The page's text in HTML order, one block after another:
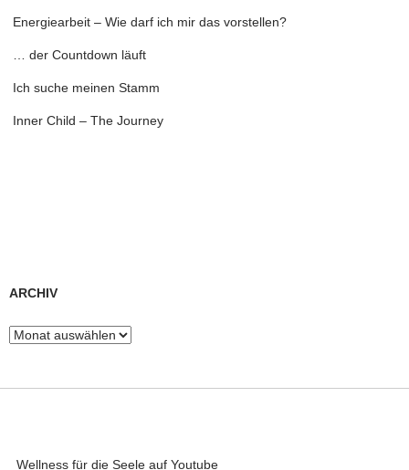
Energiearbeit – Wie darf ich mir das vorstellen?
… der Countdown läuft
Ich suche meinen Stamm
Inner Child – The Journey
ARCHIV
Archiv
Wellness für die Seele auf Youtube